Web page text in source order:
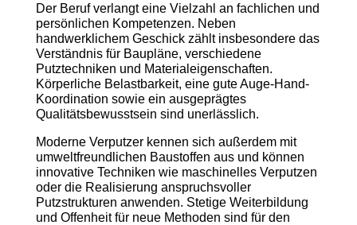
Der Beruf verlangt eine Vielzahl an fachlichen und
persönlichen Kompetenzen. Neben
handwerklichem Geschick zählt insbesondere das
Verständnis für Baupläne, verschiedene
Putztechniken und Materialeigenschaften.
Körperliche Belastbarkeit, eine gute Auge-Hand-
Koordination sowie ein ausgeprägtes
Qualitätsbewusstsein sind unerlässlich.
Moderne Verputzer kennen sich außerdem mit
umweltfreundlichen Baustoffen aus und können
innovative Techniken wie maschinelles Verputzen
oder die Realisierung anspruchsvoller
Putzstrukturen anwenden. Stetige Weiterbildung
und Offenheit für neue Methoden sind für den